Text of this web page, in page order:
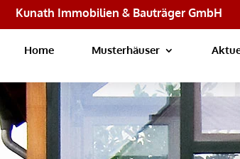
Kunath Immobilien & Bauträger GmbH
Home Musterhäuser